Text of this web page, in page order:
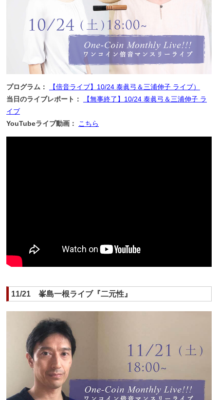
プログラム：
【倍音ライブ】10/24 泰眞弓＆三浦伸子 ライブ）
当日のライブレポート：
【無事終了】10/24 泰眞弓＆三浦伸子 ラ
イブ
YouTubeライブ動画：
こちら
11/21 峯島一根ライブ『二元性』